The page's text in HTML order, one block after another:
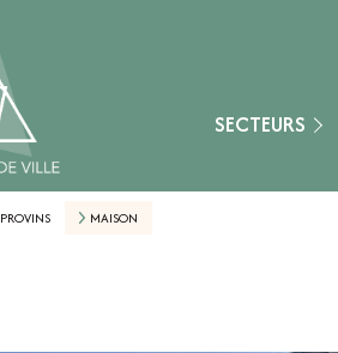
SECTEURS
Nangis
PROVINS MAISON